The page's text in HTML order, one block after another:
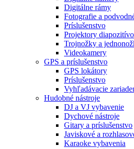
Digitálne rámy
Fotografie a
Príslušenstvo
Projektory
Trojnožky a
Videokamery
GPS a príslušenstvo
GPS lokátory
Príslušenstvo
Vyhľadávacie
Hudobné nástroje
DJ a VJ vybavenie
Dychové nástroje
Gitary a príslušenstvo
Javiskové a
Karaoke vybavenia